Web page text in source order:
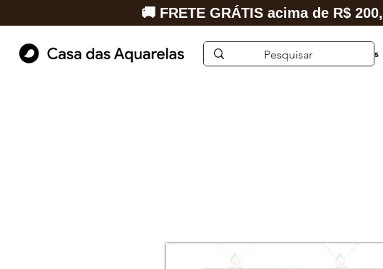
Aquarelas de Cidades
🚚 FRETE GRÁTIS acima de R$